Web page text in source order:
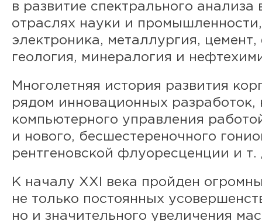
в развитие спектрального
отраслях науки и
электроника, металлургия,
геология, минералогия и
Многолетняя история развития
рядом инновационных
компьютерного управления
и нового, бесшестереночного
рентгеновской флуоресценции и т.
К началу XXI века пройден
не только постоянных
но и значительного увеличения